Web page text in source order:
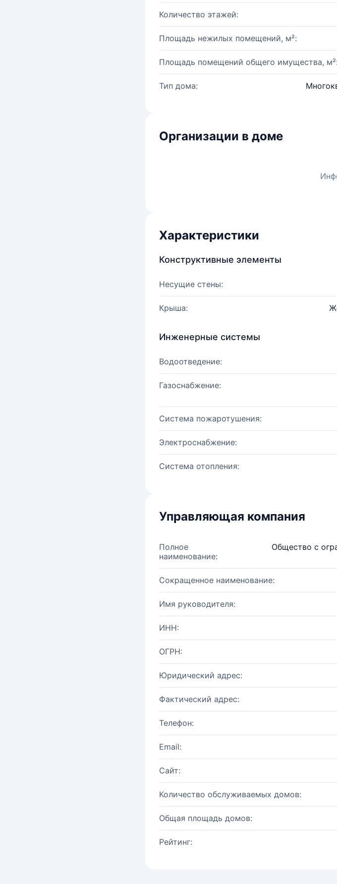
Количество этажей:
Площадь нежилых помещений, м²:
Площадь помещений общего имущества, м²:
Тип дома:
Организации в доме
Характеристики
Конструктивные элементы
Несущие стены:
Крыша:
Инженерные системы
Водоотведение:
Газоснабжение:
Система пожаротушения:
Электроснабжение:
Система отопления:
Управляющая компания
Полное
наименование:
Общество с
Сокращенное наименование:
Имя руководителя:
ИНН:
ОГРН:
Юридический адрес:
Фактический адрес:
Телефон:
Email:
Сайт:
Количество обслуживаемых домов:
Общая площадь домов:
Рейтинг: